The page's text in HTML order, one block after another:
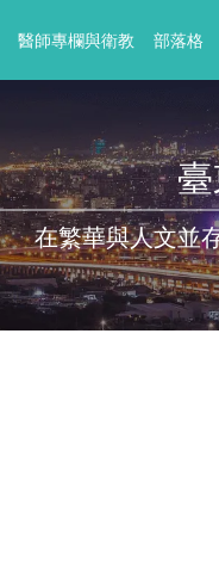
醫師專欄與衛教 部落格
在繁華與人文並